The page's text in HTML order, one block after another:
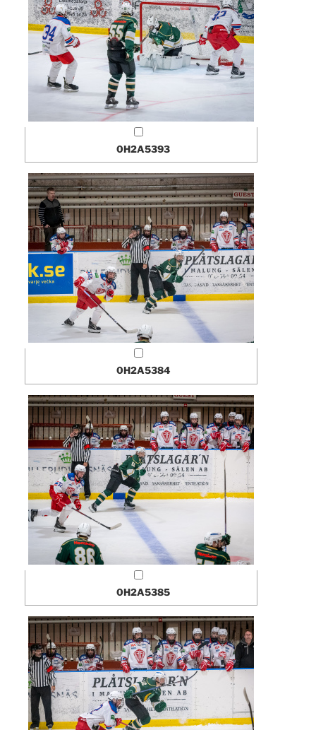
0H2A5393
0H2A5384
0H2A5385